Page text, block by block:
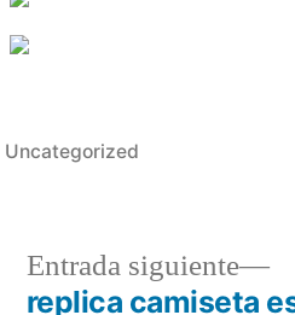
Publicado
Uncategorized
Entrada siguiente
replica camiseta